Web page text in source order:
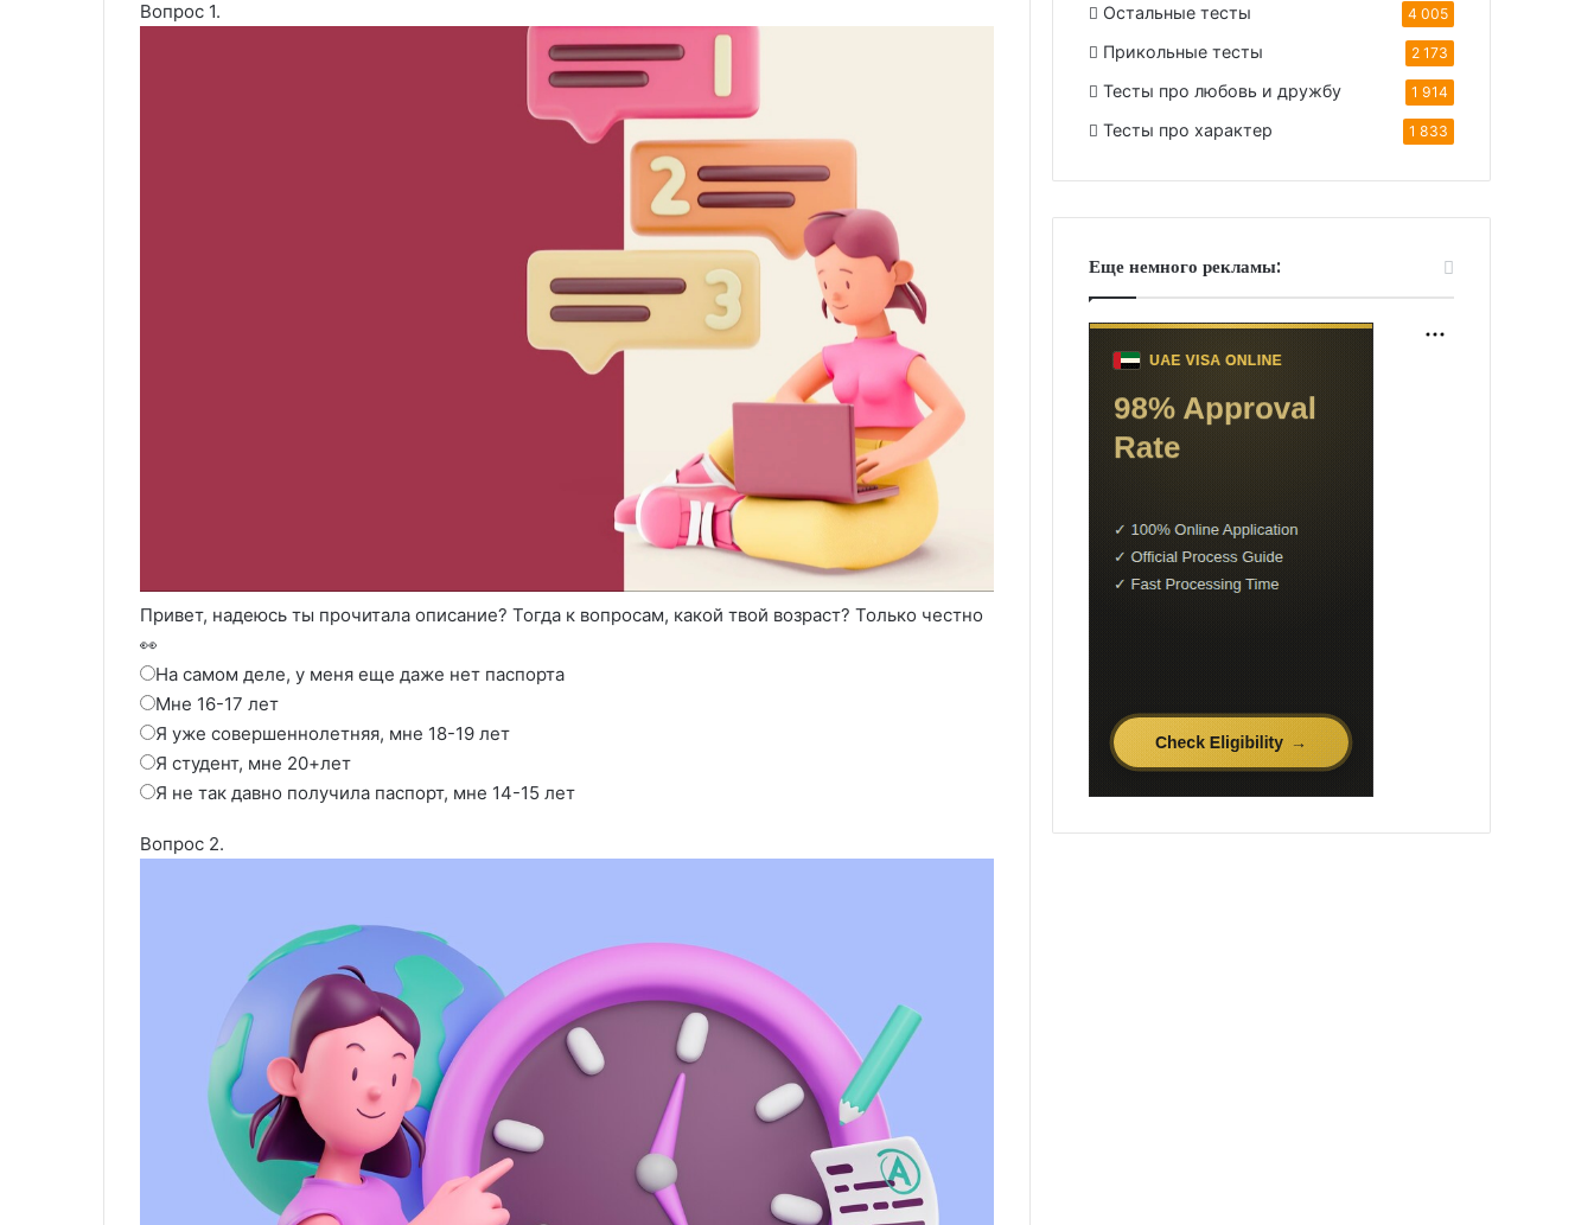
Вопрос 1.
Привет, надеюсь ты прочитала описание? Тогда к вопросам, какой твой возраст? Только честно
👀
На самом деле, у меня еще даже нет паспорта
Мне 16-17 лет
Я уже совершеннолетняя, мне 18-19 лет
Я студент, мне 20+лет
Я не так давно получила паспорт, мне 14-15 лет
Вопрос 2.
Остальные тесты 4 005
Прикольные тесты 2 173
Тесты про любовь и дружбу 1 914
Тесты про характер 1 833
Еще немного рекламы: